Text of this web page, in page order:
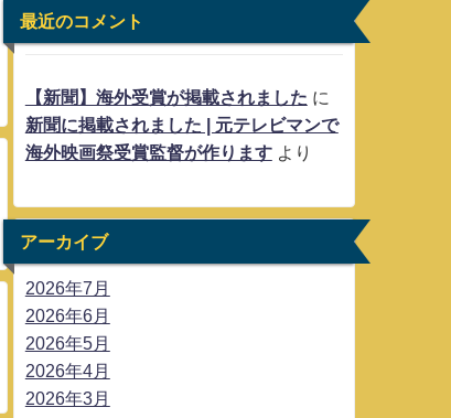
最近のコメント
【新聞】海外受賞が掲載されました に
新聞に掲載されました | 元テレビマンで
海外映画祭受賞監督が作りますより
アーカイブ
2026年7月
2026年6月
2026年5月
2026年4月
2026年3月